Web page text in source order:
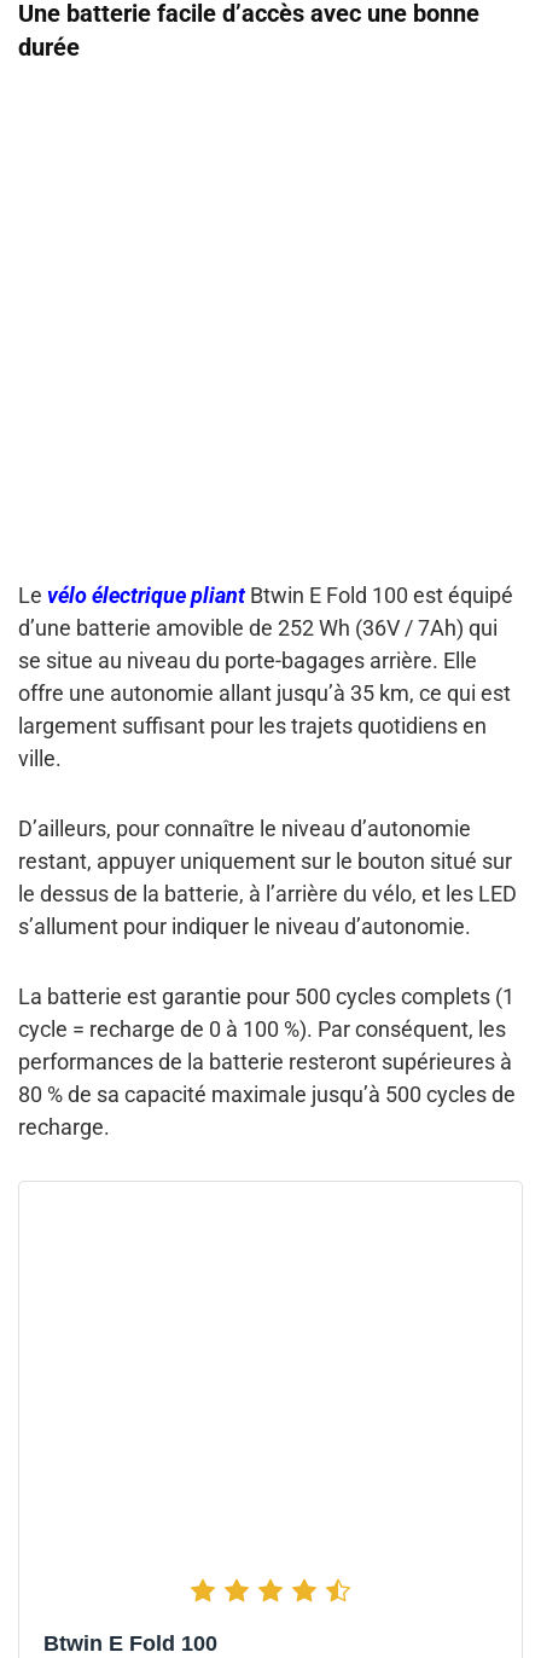
Une batterie facile d’accès avec une bonne
durée
Le vélo électrique pliantBtwin E Fold 100 est équipé
d’une batterie amovible de 252 Wh (36V / 7Ah) qui
se situe au niveau du porte-bagages arrière. Elle
offre une autonomie allant jusqu’à 35 km, ce qui est
largement suffisant pour les trajets quotidiens en
ville.
D’ailleurs, pour connaître le niveau d’autonomie
restant, appuyer uniquement sur le bouton situé sur
le dessus de la batterie, à l’arrière du vélo, et les LED
s’allument pour indiquer le niveau d’autonomie.
La batterie est garantie pour 500 cycles complets (1
cycle = recharge de 0 à 100 %). Par conséquent, les
performances de la batterie resteront supérieures à
80 % de sa capacité maximale jusqu’à 500 cycles de
recharge.
Btwin E Fold 100